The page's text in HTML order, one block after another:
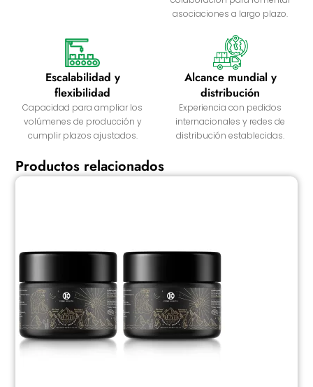
asociaciones a largo plazo.
Escalabilidad y
flexibilidad
Capacidad para ampliar los
volúmenes de producción y
cumplir plazos ajustados.
Alcance mundial y
distribución
Experiencia con pedidos
internacionales y redes de
distribución establecidas.
Productos relacionados